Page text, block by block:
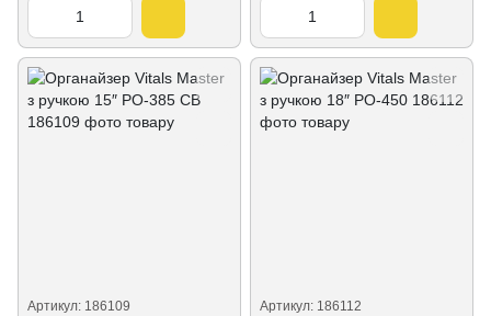
Артикул: 186109 Артикул: 186112